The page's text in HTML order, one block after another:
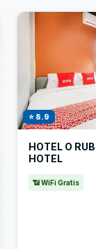
⭐ 8.9
HOTEL O
HOTEL
📶 WiFi Gratis